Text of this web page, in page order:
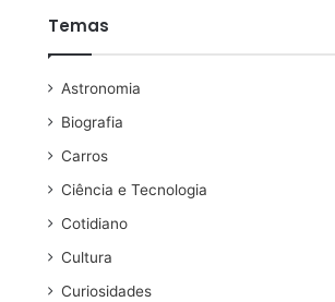
Temas
Astronomia
Biografia
Carros
Ciência e Tecnologia
Cotidiano
Cultura
Curiosidades